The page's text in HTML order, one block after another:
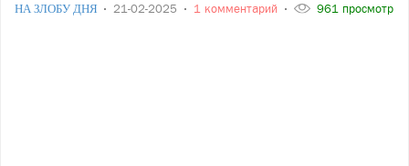
НА ЗЛОБУ ДНЯ 21-02-2025 1 комментарий 961 просмотр